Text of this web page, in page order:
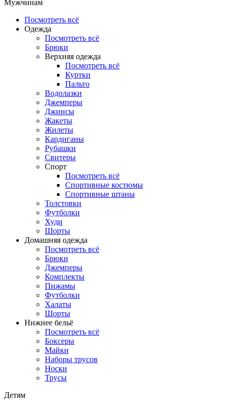
Мужчинам
Посмотреть всё
Одежда
Посмотреть всё
Брюки
Верхняя одежда
Посмотреть всё
Куртки
Пальто
Водолазки
Джемперы
Джинсы
Жакеты
Жилеты
Кардиганы
Рубашки
Свитеры
Спорт
Посмотреть всё
Спортивные костюмы
Спортивные штаны
Толстовки
Футболки
Худи
Шорты
Домашняя одежда
Посмотреть всё
Брюки
Джемперы
Комплекты
Пижамы
Футболки
Халаты
Шорты
Нижнее бельё
Посмотреть всё
Боксеры
Майки
Наборы трусов
Носки
Трусы
Детям